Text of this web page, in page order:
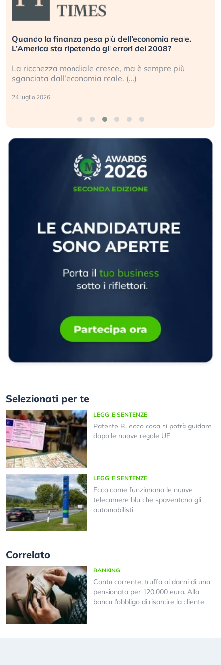
Quando la finanza pesa più dell’economia reale.
L’America sta ripetendo gli errori del 2008?
La ricchezza mondiale cresce, ma è sempre più
sganciata dall’economia reale. (…)
24 luglio 2026
Selezionati per te
LEGGI E SENTENZE
Patente B, ecco cosa si potrà guidare
dopo le nuove regole UE
LEGGI E SENTENZE
Ecco come funzionano le nuove
telecamere blu che spaventano gli
automobilisti
Correlato
BANKING
Conto corrente, truffa ai danni di una
pensionata per 120.000 euro. Alla
banca l’obbligo di risarcire la cliente